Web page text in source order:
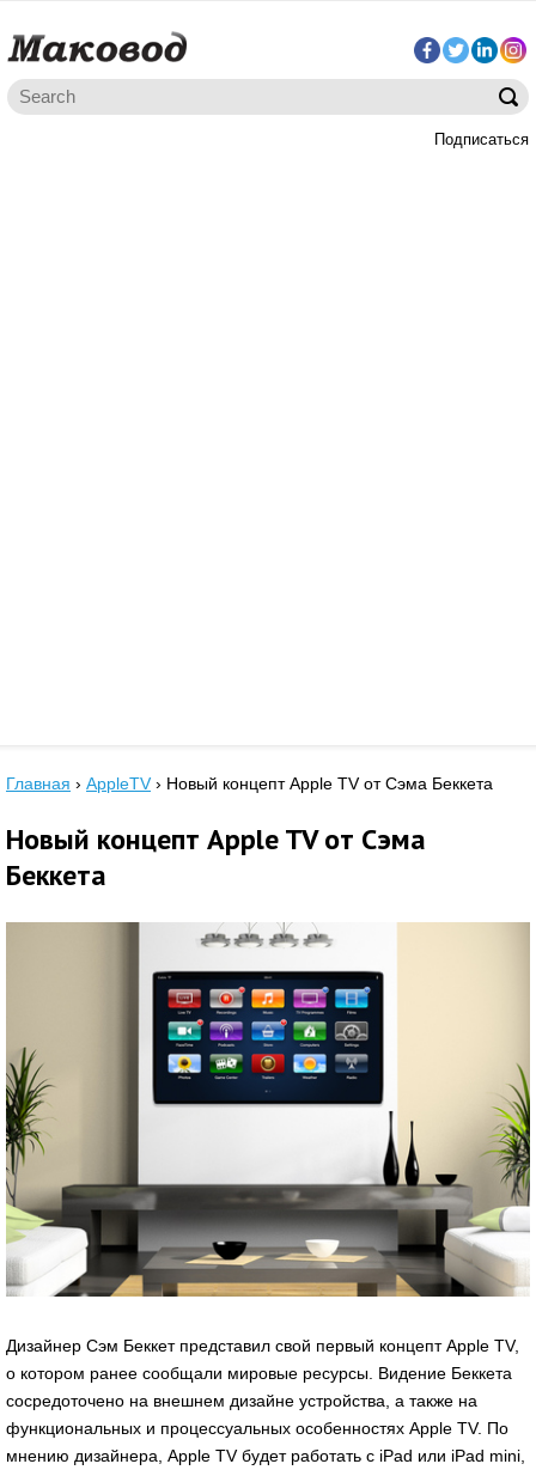
Подписаться
Главная › AppleTV › Новый концепт Apple TV от Сэма Беккета
Новый концепт Apple TV от Сэма
Беккета
Дизайнер Сэм Беккет представил свой первый концепт Apple TV,
о котором ранее сообщали мировые ресурсы. Видение Беккета
сосредоточено на внешнем дизайне устройства, а также на
функциональных и процессуальных особенностях Apple TV. По
мнению дизайнера, Apple TV будет работать с iPad или iPad mini,